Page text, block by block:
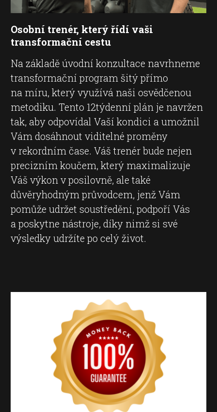
Osobní trenér, který řídí vaši
transformační cestu
Na základě úvodní konzultace navrhneme
transformační program šitý přímo
na míru, který využívá naši osvědčenou
metodiku. Tento 12týdenní plán je navržen
tak, aby odpovídal Vaší kondici a umožnil
Vám dosáhnout viditelné proměny
v rekordním čase. Váš trenér bude nejen
precizním koučem, který maximalizuje
Váš výkon v posilovně, ale také
důvěryhodným průvodcem, jenž Vám
pomůže udržet soustředění, podpoří Vás
a poskytne nástroje, díky nimž si své
výsledky udržíte po celý život.